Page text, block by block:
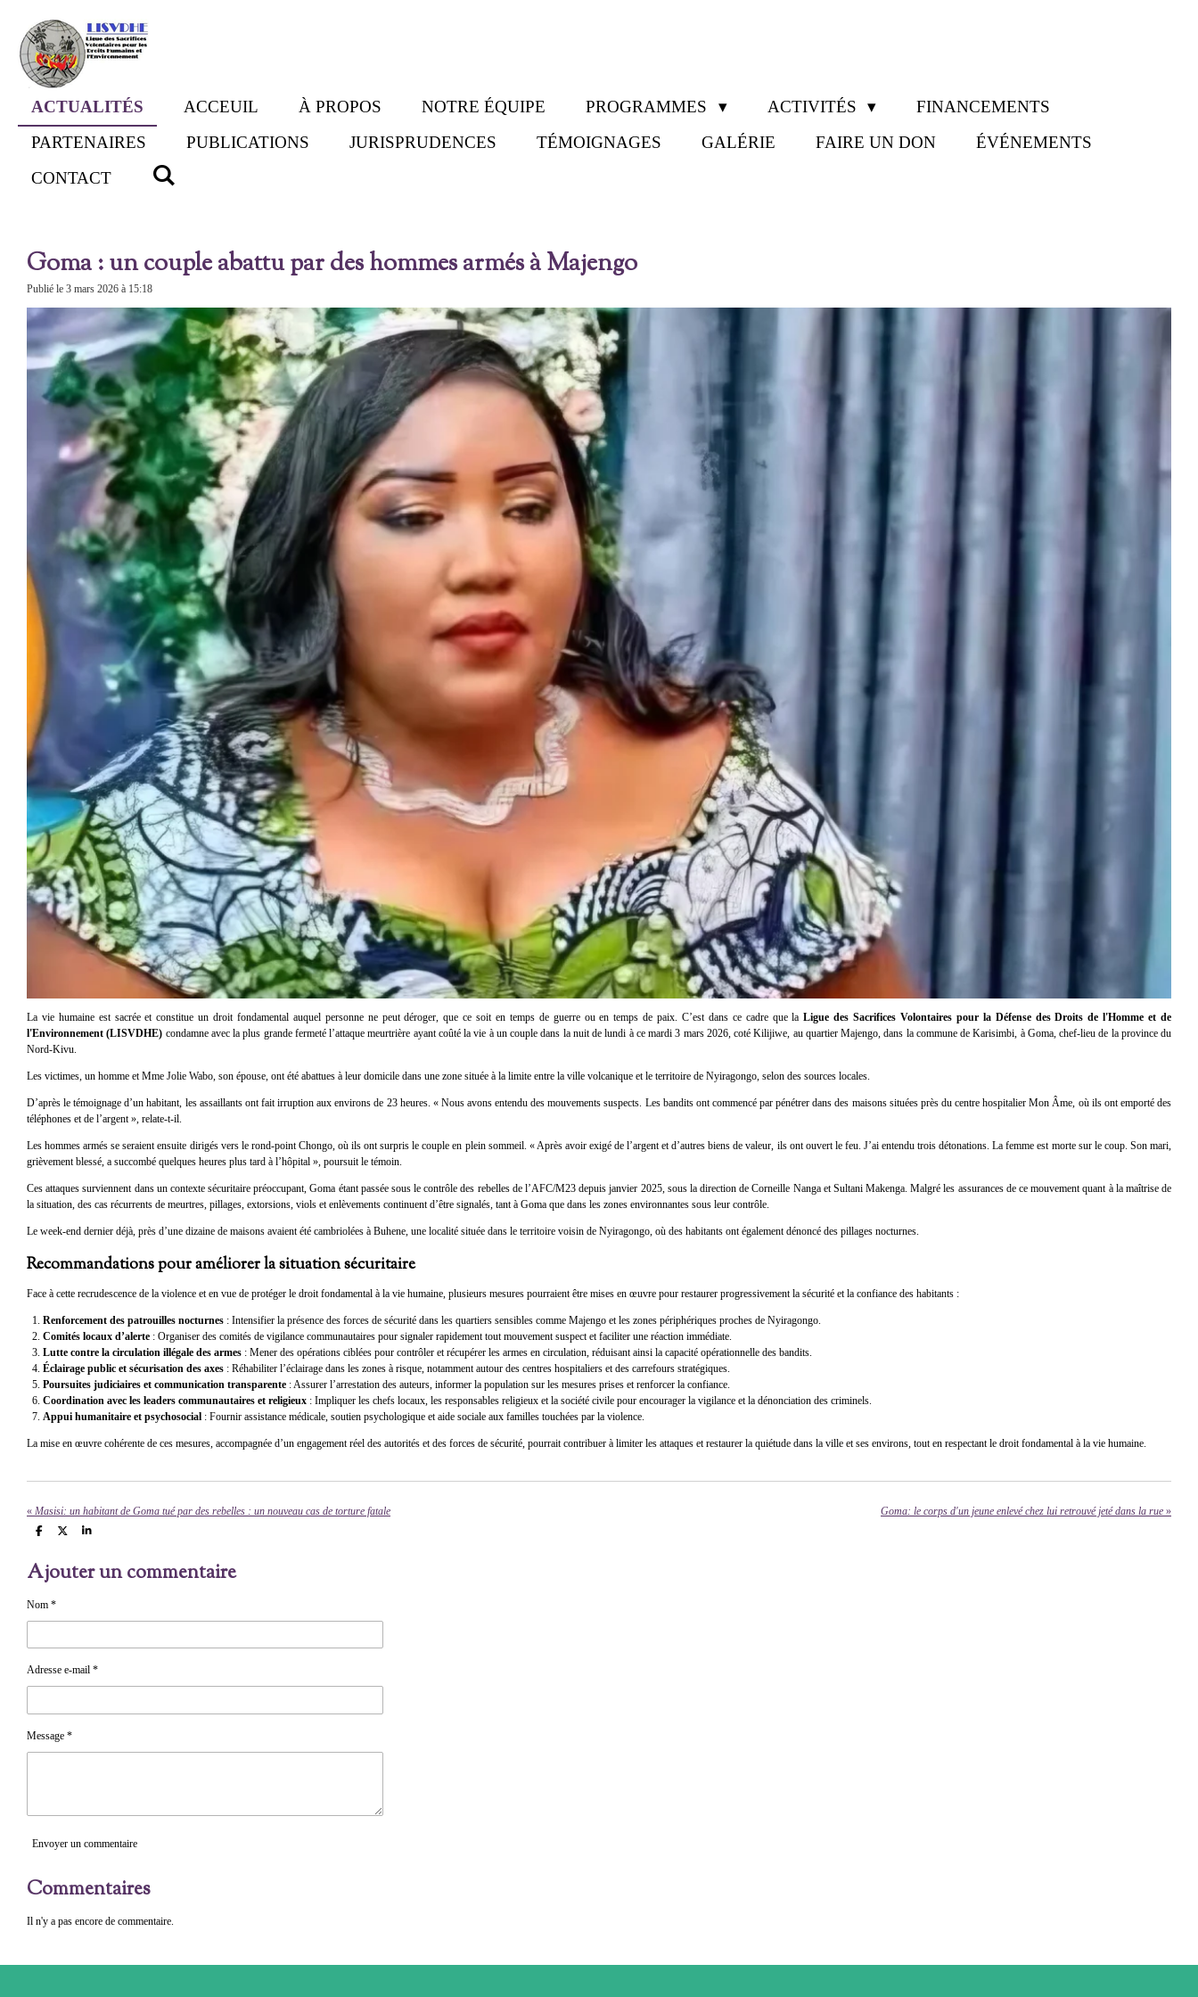
contenu
principal
ACTUALITÉS ACCEUIL À PROPOS NOTRE ÉQUIPE PROGRAMMES ACTIVITÉS
FINANCEMENTS
PARTENAIRES
PUBLICATIONS JURISPRUDENCES TÉMOIGNAGES GALÉRIE FAIRE UN DON
ÉVÉNEMENTS
CONTACT
Goma : un couple abattu par des hommes armés à Majengo
Publié le 3 mars 2026 à 15:18
La vie humaine est sacrée et constitue un droit fondamental auquel personne ne peut déroger, que ce soit en temps de guerre ou en temps de paix. C’est dans ce cadre que laLigue des Sacrifices Volontaires pour la Défense des Droits de l'Homme et de
l'Environnement (LISVDHE) condamne avec la plus grande fermeté l’attaque meurtrière ayant coûté la vie à un couple dans la nuit de lundi à ce mardi 3 mars 2026, coté Kilijiwe, au quartier Majengo, dans la commune de Karisimbi, à Goma, chef-lieu de la province du
Nord-Kivu.
Les victimes, un homme et Mme Jolie Wabo, son épouse, ont été abattues à leur domicile dans une zone située à la limite entre la ville volcanique et le territoire de Nyiragongo, selon des sources locales.
D’après le témoignage d’un habitant, les assaillants ont fait irruption aux environs de 23 heures. « Nous avons entendu des mouvements suspects. Les bandits ont commencé par pénétrer dans des maisons situées près du centre hospitalier Mon Âme, où ils ont emporté des
téléphones et de l’argent », relate-t-il.
Les hommes armés se seraient ensuite dirigés vers le rond-point Chongo, où ils ont surpris le couple en plein sommeil. « Après avoir exigé de l’argent et d’autres biens de valeur, ils ont ouvert le feu. J’ai entendu trois détonations. La femme est morte sur le coup. Son mari,
grièvement blessé, a succombé quelques heures plus tard à l’hôpital », poursuit le témoin.
Ces attaques surviennent dans un contexte sécuritaire préoccupant, Goma étant passée sous le contrôle des rebelles de l’AFC/M23depuis janvier 2025, sous la direction deCorneille NangaetSultani Makenga. Malgré les assurances de ce mouvement quant à la maîtrise de
la situation, des cas récurrents de meurtres, pillages, extorsions, viols et enlèvements continuent d’être signalés, tant à Goma que dans les zones environnantes sous leur contrôle.
Le week-end dernier déjà, près d’une dizaine de maisons avaient été cambriolées à Buhene, une localité située dans le territoire voisin de Nyiragongo, où des habitants ont également dénoncé des pillages nocturnes.
Recommandations pour améliorer la situation sécuritaire
Face à cette recrudescence de la violence et en vue de protéger le droit fondamental à la vie humaine, plusieurs mesures pourraient être mises en œuvre pour restaurer progressivement la sécurité et la confiance des habitants :
Renforcement des patrouilles nocturnes : Intensifier la présence des forces de sécurité dans les quartiers sensibles comme Majengo et les zones périphériques proches de Nyiragongo.
Comités locaux d’alerte : Organiser des comités de vigilance communautaires pour signaler rapidement tout mouvement suspect et faciliter une réaction immédiate.
Lutte contre la circulation illégale des armes : Mener des opérations ciblées pour contrôler et récupérer les armes en circulation, réduisant ainsi la capacité opérationnelle des bandits.
Éclairage public et sécurisation des axes : Réhabiliter l’éclairage dans les zones à risque, notamment autour des centres hospitaliers et des carrefours stratégiques.
Poursuites judiciaires et communication transparente : Assurer l’arrestation des auteurs, informer la population sur les mesures prises et renforcer la confiance.
Coordination avec les leaders communautaires et religieux : Impliquer les chefs locaux, les responsables religieux et la société civile pour encourager la vigilance et la dénonciation des criminels.
Appui humanitaire et psychosocial : Fournir assistance médicale, soutien psychologique et aide sociale aux familles touchées par la violence.
La mise en œuvre cohérente de ces mesures, accompagnée d’un engagement réel des autorités et des forces de sécurité, pourrait contribuer à limiter les attaques et restaurer la quiétude dans la ville et ses environs, tout en respectant le droit fondamental à la vie humaine.
« Masisi: un habitant de Goma tué par des rebelles : un nouveau cas de torture fatale Goma: le corps d'un jeune enlevé chez lui retrouvé jeté dans la rue »
P
t
a
r
P
t
a
P
a
Ajouter un commentaire
Nom *
Adresse e-mail *
Message *
Envoyer un commentaire
Commentaires
Il n'y a pas encore de commentaire.